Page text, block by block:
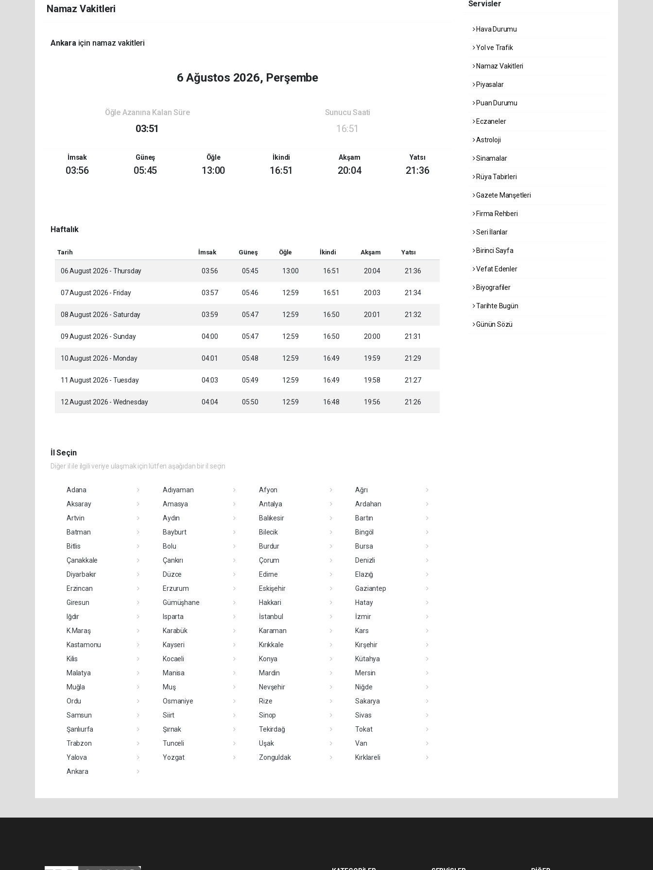
Namaz Vakitleri
Ankaraiçin namaz vakitleri
6 Ağustos 2026, Perşembe
Öğle Azanına Kalan Süre
03:51
Sunucu Saati
16:51
İmsak
03:56
Güneş
05:45
Öğle
13:00
İkindi
16:51
Akşam
20:04
Yatsı
21:36
Haftalık
Tarih İmsak Güneş Öğle İkindi Akşam Yatsı
06 August 2026 - Thursday 03:56 05:45 13:00 16:51 20:04 21:36
07 August 2026 - Friday 03:57 05:46 12:59 16:51 20:03 21:34
08 August 2026 - Saturday 03:59 05:47 12:59 16:50 20:01 21:32
09 August 2026 - Sunday 04:00 05:47 12:59 16:50 20:00 21:31
10 August 2026 - Monday 04:01 05:48 12:59 16:49 19:59 21:29
11 August 2026 - Tuesday 04:03 05:49 12:59 16:49 19:58 21:27
12 August 2026 - Wednesday 04:04 05:50 12:59 16:48 19:56 21:26
İl Seçin
Diğer il ile ilgili veriye ulaşmak için lütfen aşağıdan bir il seçin
Adana Adıyaman Afyon
Ağrı
Aksaray
Amasya Antalya
Ardahan
Artvin
Aydın Balıkesir
Bartın
Batman
Bayburt Bilecik
Bingöl
Bitlis
Bolu Burdur
Bursa
Çanakkale
Çankırı Çorum
Denizli
Diyarbakır
Düzce Edirne
Elazığ
Erzincan
Erzurum Eskişehir
Gaziantep
Giresun
Gümüşhane Hakkari
Hatay
Iğdır
Isparta İstanbul
İzmir
K.Maraş
Karabük Karaman
Kars
Kastamonu
Kayseri Kırıkkale
Kırşehir
Kilis
Kocaeli Konya
Kütahya
Malatya
Manisa Mardin
Mersin
Muğla
Muş Nevşehir
Niğde
Ordu
Osmaniye Rize
Sakarya
Samsun
Siirt Sinop
Sivas
Şanlıurfa
Şırnak Tekirdağ
Tokat
Trabzon
Tunceli Uşak
Van
Yalova
Yozgat Zonguldak
Kırklareli
Ankara
Servisler
Hava Durumu
Yol ve Trafik
Namaz Vakitleri
Piyasalar
Puan Durumu
Eczaneler
Astroloji
Sinamalar
Rüya Tabirleri
Gazete Manşetleri
Firma Rehberi
Seri İlanlar
Birinci Sayfa
Vefat Edenler
Biyografiler
Tarihte Bugün
Günün Sözü